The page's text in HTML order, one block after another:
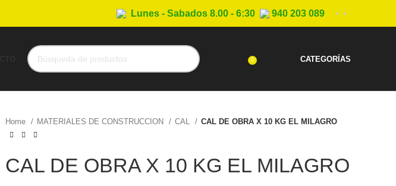
Lunes - Sabados 8.00 - 6:30 940 203 089
0 CATEGORÍAS
Home
MATERIALES DE CONSTRUCCION CAL CAL DE OBRA X 10 KG EL MILAGRO
CAL DE OBRA X 10 KG EL MILAGRO